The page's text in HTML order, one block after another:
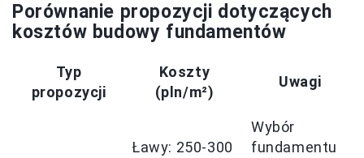
Porównanie propozycji dotyczących
kosztów budowy fundamentów
Typ
propozycji
Koszty
(pln/m²)
Uwagi
Ławy: 250-300
Wybór
fundamentu